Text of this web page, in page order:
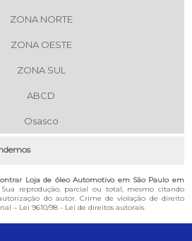
ZONA NORTE
ZONA OESTE
ZONA SUL
ABCD
Osasco
Loja de óleo Automotivo em São Paulo em
reprodução, parcial ou total, mesmo citando
do autor. Crime de violação de direito
– Lei 9610/98 - Lei de direitos autorais.